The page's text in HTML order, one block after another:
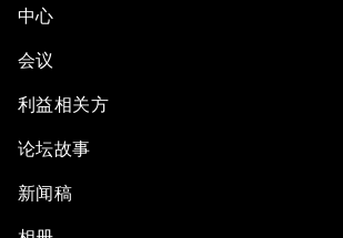
中心
会议
利益相关方
论坛故事
新闻稿